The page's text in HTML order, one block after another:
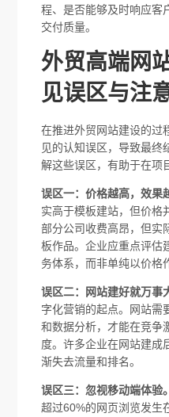
程、是否能够及时响应客
交付质量。
外贸高端网
见误区与注
在推进外贸网站建设的过
见的认知误区，导致最终
解这些误区，有助于在项
误区一：价格越高，效果
实高于模板建站，但价格
部分公司收费高昂，但实
板作品。企业应重点评估
务体系，而非单纯以价格
误区二：网站建好就万事
字化营销的起点。网站需
和数据分析，才能在竞争
度。许多企业在网站建成
渐失去流量和排名。
误区三：忽视移动端体验
超过60%的网页浏览发生